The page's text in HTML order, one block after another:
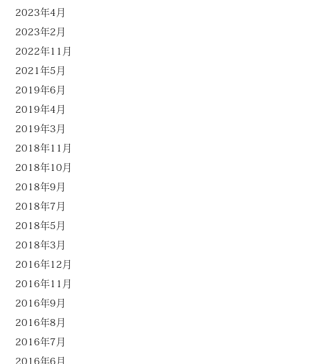
2023年4月
2023年2月
2022年11月
2021年5月
2019年6月
2019年4月
2019年3月
2018年11月
2018年10月
2018年9月
2018年7月
2018年5月
2018年3月
2016年12月
2016年11月
2016年9月
2016年8月
2016年7月
2016年6月